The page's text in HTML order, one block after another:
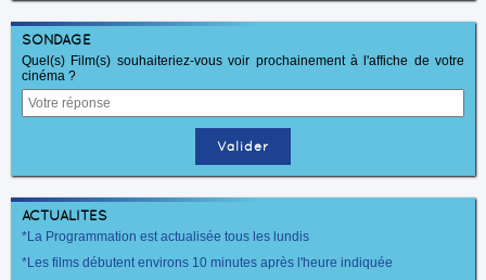
SONDAGE
Quel(s) Film(s) souhaiteriez-vous voir prochainement à l'affiche de votre
cinéma ?
ACTUALITÉS
*La Programmation est actualisée tous les lundis
*Les films débutent environs 10 minutes après l'heure indiquée